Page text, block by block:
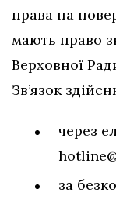
права на
мають право
Верховної
Зв’язок
через
за